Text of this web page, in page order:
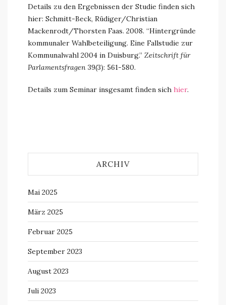
Details zu den Ergebnissen der Studie finden sich
hier: Schmitt-Beck, Rüdiger/Christian
Mackenrodt/Thorsten Faas. 2008. “Hintergründe
kommunaler Wahlbeteiligung. Eine Fallstudie zur
Kommunalwahl 2004 in Duisburg.” Zeitschrift für
Parlamentsfragen 39(3): 561-580.
Details zum Seminar insgesamt finden sich hier.
ARCHIV
Mai 2025
März 2025
Februar 2025
September 2023
August 2023
Juli 2023